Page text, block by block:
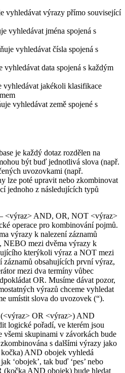
vyhledávat výrazy přímo související
vyhledávat jména spojená s
vyhledávat čísla spojená s
vyhledávat data spojená s každým
vyhledávat jakékoli klasifikace
vyhledávat země spojené s
je každý dotaz rozdělen na
být buď jednotlivá slova (např.
uvozovkami (např.
lze poté upravit nebo zkombinovat
jednoho z následujících typů
<výraz> AND, OR, NOT <výraz>
operace pro kombinování pojmů.
výrazy k nalezení záznamů
NEBO mezi dvěma výrazy k
kterýkoli výraz a NOT mezi
záznamů obsahujících první výraz,
mezi dva termíny vůbec
OR. Musíme dávat pozor,
výrazů chceme vyhledat
umístit slova do uvozovek (“).
OR <výraz>) AND
logické pořadí, ve kterém jsou
všemi skupinami v závorkách bude
zkombinována s dalšími výrazy jako
AND obojek vyhledá
‘obojek’, tak buď ‘pes’ nebo
(kočka AND obojek) bude hledat